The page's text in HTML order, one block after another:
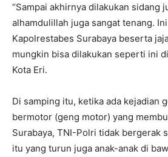
“Sampai akhirnya dilakukan sidang
alhamdulillah juga sangat tenang.
Kapolrestabes Surabaya beserta
mungkin bisa dilakukan seperti ini di
Kota Eri.
Di samping itu, ketika ada kejadian
bermotor (geng motor) yang
Surabaya, TNI-Polri tidak bergerak
itu yang turun juga anak-anak di